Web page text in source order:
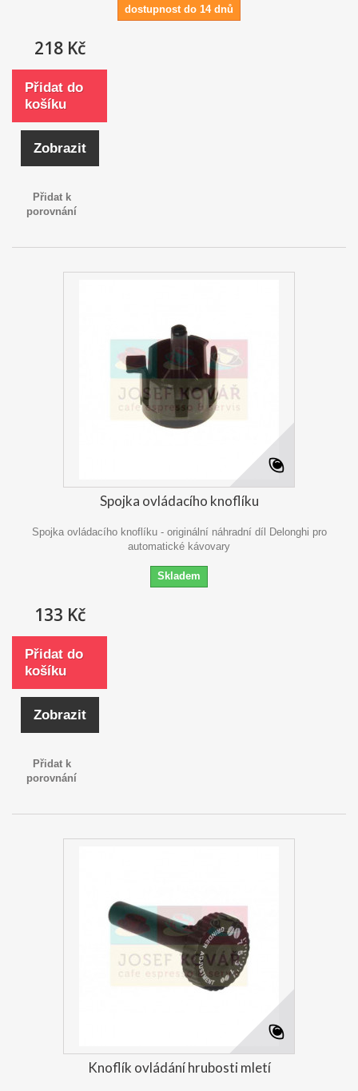
dostupnost do 14 dnů
218 Kč
Přidat do
košíku
Zobrazit
Přidat k
porovnání
Spojka ovládacího knoflíku
Spojka ovládacího knoflíku - originální náhradní díl Delonghi pro
automatické kávovary
Skladem
133 Kč
Přidat do
košíku
Zobrazit
Přidat k
porovnání
Knoflík ovládání hrubosti mletí